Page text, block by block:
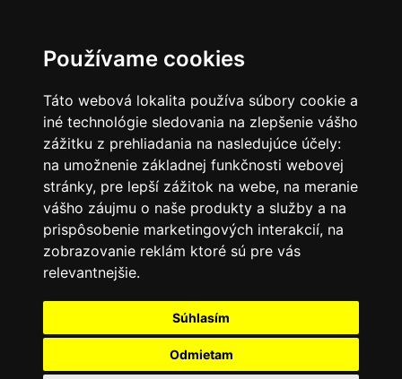
Používame cookies
Táto webová lokalita používa súbory cookie a
iné technológie sledovania na zlepšenie vášho
zážitku z prehliadania na nasledujúce účely:
na umožnenie základnej funkčnosti webovej
stránky, pre lepší zážitok na webe, na meranie
vášho záujmu o naše produkty a služby a na
prispôsobenie marketingových interakcií, na
zobrazovanie reklám ktoré sú pre vás
relevantnejšie.
Súhlasím
Odmietam